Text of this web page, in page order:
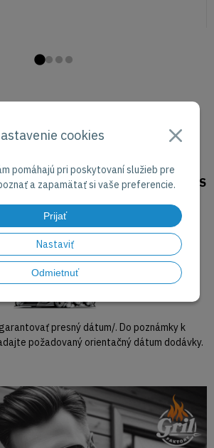
cookies
pomáhajú pri poskytovaní služieb pre
a zapamätať si vaše preferencie.
Prijať
Nastaviť
Odmietnuť
Prejsďż˝ na
Prejsďż˝ na
Prejsďż˝ na
Prejsďż˝ na
NAVYŠE
NA PALETE JE MOŽNÉ NAČASOVAŤ S
Vami určený dátum.
presný dátum/. Do poznámky k
požadovaný orientačný dátum dodávky.